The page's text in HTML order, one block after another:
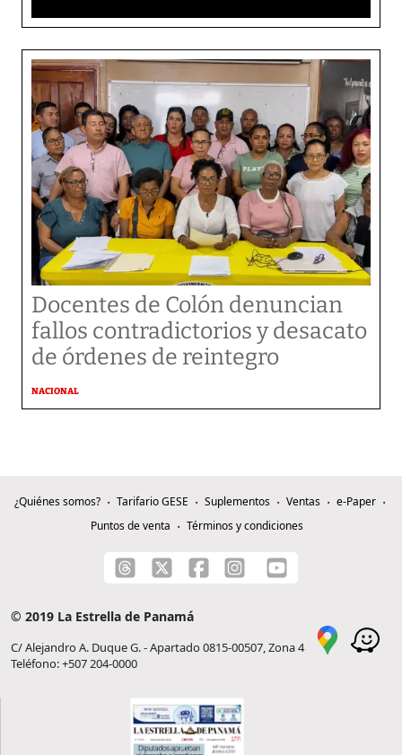
Docentes de Colón denuncian
fallos contradictorios y desacato
de órdenes de reintegro
NACIONAL
¿Quiénes somos? Tarifario GESE Suplementos Ventas
e-Paper
Puntos de venta
Términos y condiciones
© 2019 La Estrella de Panamá
C/ Alejandro A. Duque G. - Apartado 0815-00507, Zona 4
Teléfono: +507 204-0000